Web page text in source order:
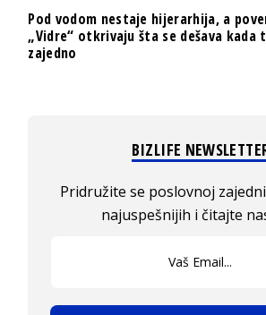
Pod vodom nestaje hijerarhija, a
„Vidre“ otkrivaju šta se dešava kada
zajedno
BIZLIFE
Pridružite se poslovnoj
najuspešnijih i čitajte